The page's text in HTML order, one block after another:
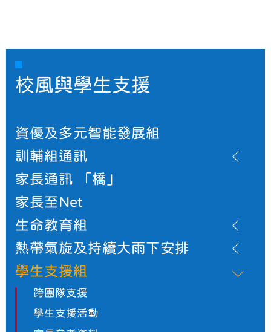
校風與學生支援
資優及多元智能發展組
訓輔組通訊
家長通訊 「橋」
家長至Net
生命教育組
熱帶氣旋及持續大雨下安排
學生支援組
跨團隊支援
學生支援活動